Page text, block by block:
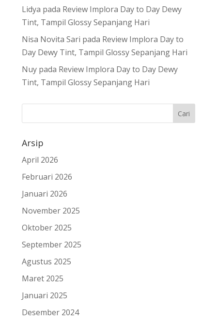
Lidya pada Review Implora Day to Day Dewy
Tint, Tampil Glossy Sepanjang Hari
Nisa Novita Sari pada Review Implora Day to
Day Dewy Tint, Tampil Glossy Sepanjang Hari
Nuypada Review Implora Day to Day Dewy
Tint, Tampil Glossy Sepanjang Hari
Arsip
April 2026
Februari 2026
Januari 2026
November 2025
Oktober 2025
September 2025
Agustus 2025
Maret 2025
Januari 2025
Desember 2024